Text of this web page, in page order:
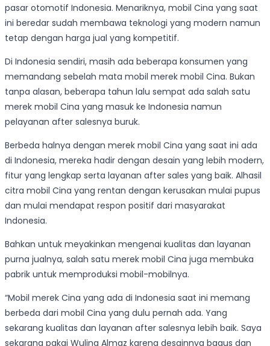
pasar otomotif Indonesia. Menariknya, mobil Cina yang saat
ini beredar sudah membawa teknologi yang modern namun
tetap dengan harga jual yang kompetitif.
Di Indonesia sendiri, masih ada beberapa konsumen yang
memandang sebelah mata mobil merek mobil Cina. Bukan
tanpa alasan, beberapa tahun lalu sempat ada salah satu
merek mobil Cina yang masuk ke Indonesia namun
pelayanan after salesnya buruk.
Berbeda halnya dengan merek mobil Cina yang saat ini ada
di Indonesia, mereka hadir dengan desain yang lebih modern,
fitur yang lengkap serta layanan after sales yang baik. Alhasil
citra mobil Cina yang rentan dengan kerusakan mulai pupus
dan mulai mendapat respon positif dari masyarakat
Indonesia.
Bahkan untuk meyakinkan mengenai kualitas dan layanan
purna jualnya, salah satu merek mobil Cina juga membuka
pabrik untuk memproduksi mobil-mobilnya.
“Mobil merek Cina yang ada di Indonesia saat ini memang
berbeda dari mobil Cina yang dulu pernah ada. Yang
sekarang kualitas dan layanan after salesnya lebih baik. Saya
sekarang pakai Wuling Almaz karena desainnya bagus dan